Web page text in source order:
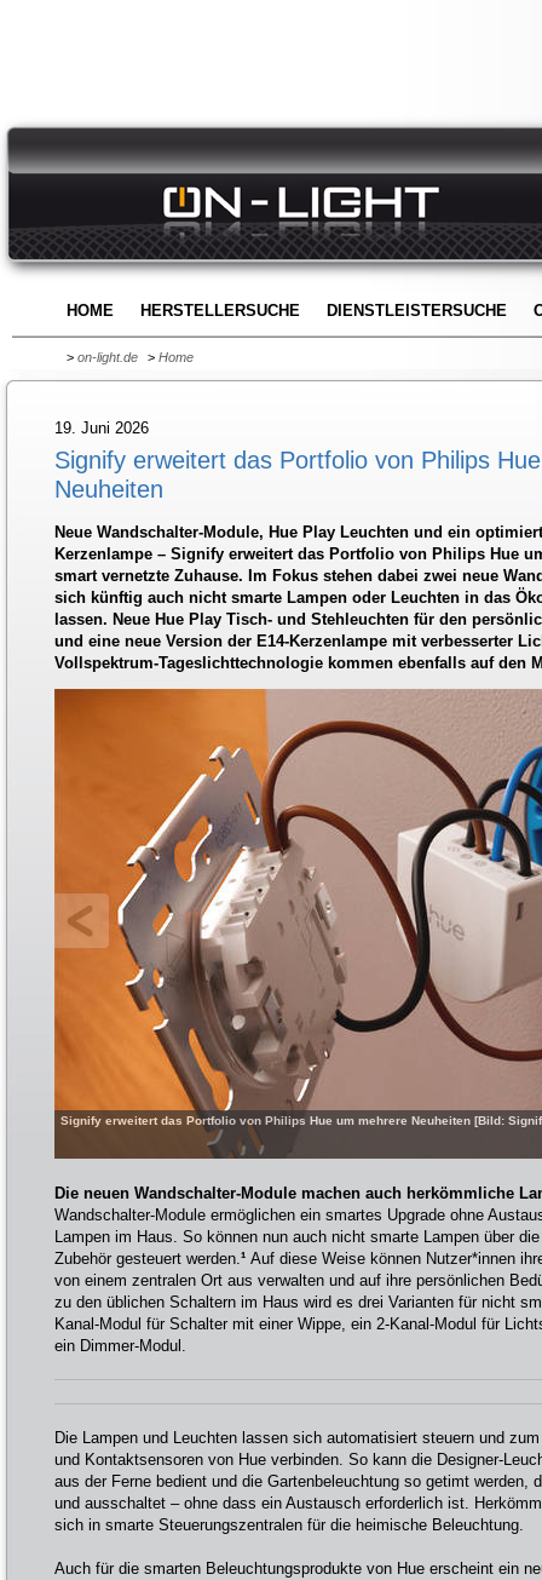
HOME HERSTELLERSUCHE DIENSTLEISTERSUCHE
> on-light.de > Home
19. Juni 2026
Signify erweitert das Portfolio von Philips
Neuheiten
Neue Wandschalter-Module, Hue Play Leuchten und ein
Kerzenlampe – Signify erweitert das Portfolio von Philips Hue
smart vernetzte Zuhause. Im Fokus stehen dabei zwei neue
sich künftig auch nicht smarte Lampen oder Leuchten in das
lassen. Neue Hue Play Tisch- und Stehleuchten für den
und eine neue Version der E14-Kerzenlampe mit verbesserter
Vollspektrum-Tageslichttechnologie kommen ebenfalls auf den
Signify erweitert das Portfolio von Philips Hue um mehrere Neuheiten [Bild:
Die neuen Wandschalter-Module machen auch herkömmliche
Wandschalter-Module ermöglichen ein smartes Upgrade ohne
Lampen im Haus. So können nun auch nicht smarte Lampen über
Zubehör gesteuert werden.¹ Auf diese Weise können Nutzer*innen
von einem zentralen Ort aus verwalten und auf ihre persönlichen
zu den üblichen Schaltern im Haus wird es drei Varianten für nicht
Kanal-Modul für Schalter mit einer Wippe, ein 2-Kanal-Modul für
ein Dimmer-Modul.
Die Lampen und Leuchten lassen sich automatisiert steuern und
und Kontaktsensoren von Hue verbinden. So kann die Designer-
aus der Ferne bedient und die Gartenbeleuchtung so getimt werden,
und ausschaltet – ohne dass ein Austausch erforderlich ist.
sich in smarte Steuerungszentralen für die heimische Beleuchtung.
Auch für die smarten Beleuchtungsprodukte von Hue erscheint ein